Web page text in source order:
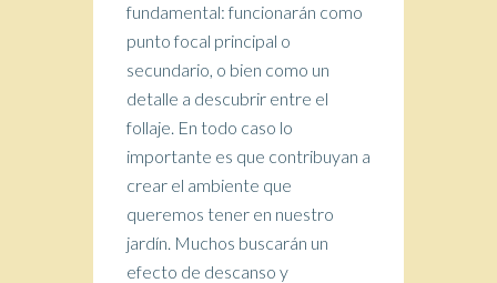
fundamental: funcionarán como
punto focal principal o
secundario, o bien como un
detalle a descubrir entre el
follaje. En todo caso lo
importante es que contribuyan a
crear el ambiente que
queremos tener en nuestro
jardín. Muchos buscarán un
efecto de descanso y